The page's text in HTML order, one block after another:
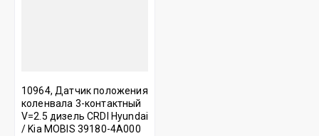
10964, Датчик положения
коленвала 3-контактный
V=2.5 дизель CRDI Hyundai
/ Kia MOBIS 39180-4A000